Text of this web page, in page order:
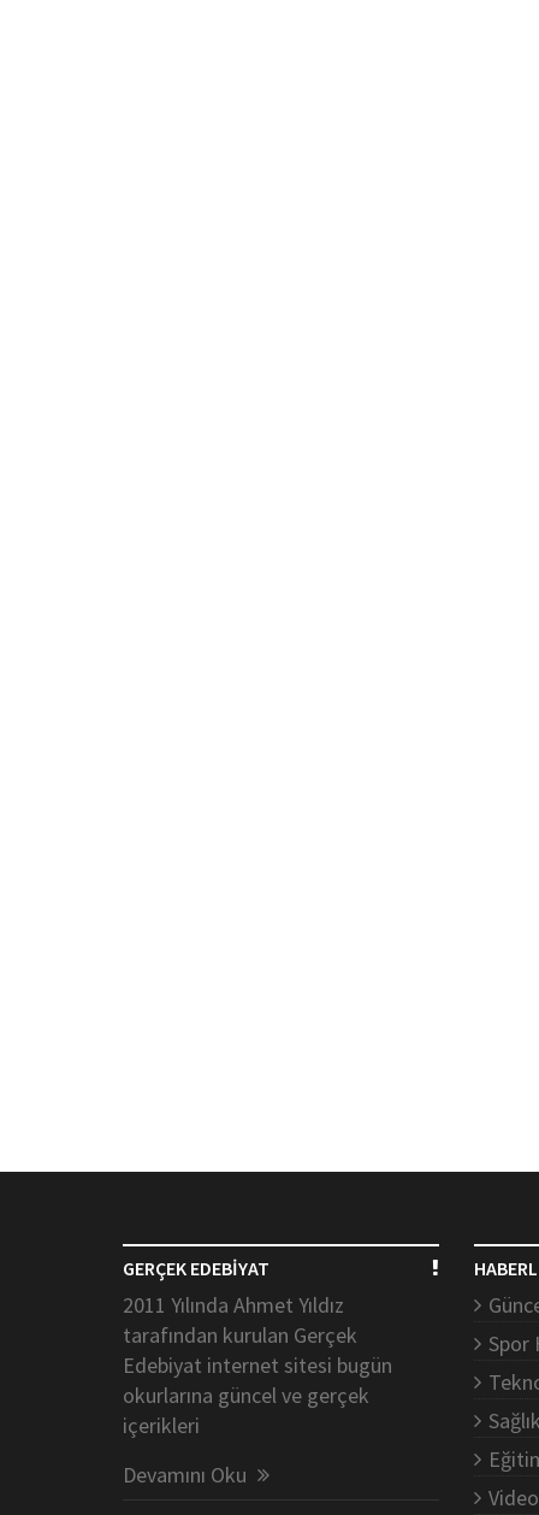
GERÇEK EDEBİYAT
2011 Yılında Ahmet Yıldız
tarafından kurulan Gerçek
Edebiyat internet sitesi bugün
okurlarına güncel ve gerçek
içerikleri
Devamını Oku
Spor